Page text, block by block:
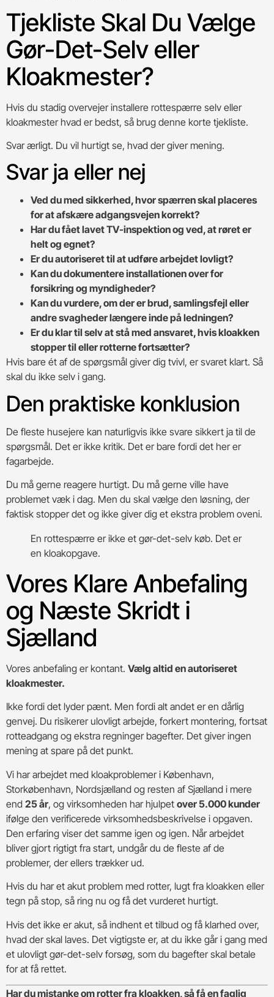
Tjekliste Skal Du Vælge
Gør-Det-Selv eller
Kloakmester?
Hvis du stadig overvejer installere rottespærre selv eller
kloakmester hvad er bedst, så brug denne korte tjekliste.
Svar ærligt. Du vil hurtigt se, hvad der giver mening.
Svar ja eller nej
Ved du med sikkerhed, hvor spærren skal placeres
for at afskære adgangsvejen korrekt?
Har du fået lavet TV-inspektion og ved, at røret er
helt og egnet?
Er du autoriseret til at udføre arbejdet lovligt?
Kan du dokumentere installationen over for
forsikring og myndigheder?
Kan du vurdere, om der er brud, samlingsfejl eller
andre svagheder længere inde på ledningen?
Er du klar til selv at stå med ansvaret, hvis kloakken
stopper til eller rotterne fortsætter?
Hvis bare ét af de spørgsmål giver dig tvivl, er svaret klart. Så
skal du ikke selv i gang.
Den praktiske konklusion
De fleste husejere kan naturligvis ikke svare sikkert ja til de
spørgsmål. Det er ikke kritik. Det er bare fordi det her er
fagarbejde.
Du må gerne reagere hurtigt. Du må gerne ville have
problemet væk i dag. Men du skal vælge den løsning, der
faktisk stopper det og ikke giver dig et ekstra problem oveni.
En rottespærre er ikke et gør-det-selv køb. Det er
en kloakopgave.
Vores Klare Anbefaling
og Næste Skridt i
Sjælland
Vores anbefaling er kontant. Vælg altid en autoriseret
kloakmester.
Ikke fordi det lyder pænt. Men fordi alt andet er en dårlig
genvej. Du risikerer ulovligt arbejde, forkert montering, fortsat
rotteadgang og ekstra regninger bagefter. Det giver ingen
mening at spare på det punkt.
Vi har arbejdet med kloakproblemer i København,
Storkøbenhavn, Nordsjælland og resten af Sjælland i mere
end 25 år, og virksomheden har hjulpet over 5.000 kunder
ifølge den verificerede virksomhedsbeskrivelse i opgaven.
Den erfaring viser det samme igen og igen. Når arbejdet
bliver gjort rigtigt fra start, undgår du de fleste af de
problemer, der ellers trækker ud.
Hvis du har et akut problem med rotter, lugt fra kloakken eller
tegn på stop, så ring nu og få det vurderet hurtigt.
Hvis det ikke er akut, så indhent et tilbud og få klarhed over,
hvad der skal laves. Det vigtigste er, at du ikke går i gang med
et ulovligt gør-det-selv forsøg, som du bagefter skal betale
for at få rettet.
Har du mistanke om rotter fra kloakken, så få en faglig